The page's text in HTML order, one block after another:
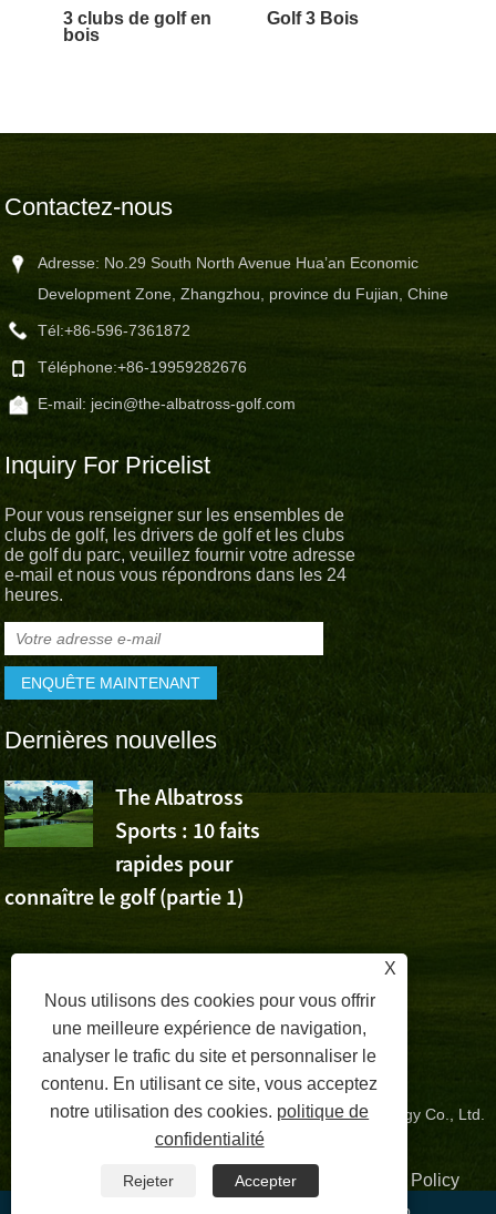
3 clubs de golf en
bois
Golf 3 Bois
Contactez-nous
Adresse: No.29 South North Avenue Hua’an Economic
Development Zone, Zhangzhou, province du Fujian, Chine
Tél:+86-596-7361872
Téléphone:+86-19959282676
E-mail: jecin@the-albatross-golf.com
Inquiry For Pricelist
Pour vous renseigner sur les ensembles de
clubs de golf, les drivers de golf et les clubs
de golf du parc, veuillez fournir votre adresse
e-mail et nous vous répondrons dans les 24
heures.
Dernières nouvelles
The Albatross
Sports : 10 faits
rapides pour
connaître le golf (partie 1)
L’Albatross
Copyright © 2024 Zhangzhou Albatross Sports Technology Co., Ltd.
Tous droits réservés.
Sitemap| RSS|XML Privacy Policy
X
Nous utilisons des cookies pour vous offrir
une meilleure expérience de navigation,
analyser le trafic du site et personnaliser le
contenu. En utilisant ce site, vous acceptez
notre utilisation des cookies. politique de
confidentialité
Rejeter Accepter